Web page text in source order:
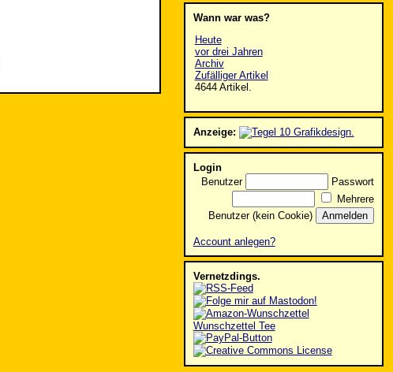
Wann war was?
Heute
vor drei Jahren
Archiv
Zufälliger Artikel
4644 Artikel.
Anzeige:
Login
Benutzer
Passwort
Mehrere
Benutzer (kein Cookie)
Account anlegen?
Vernetzdings.
Wunschzettel Tee